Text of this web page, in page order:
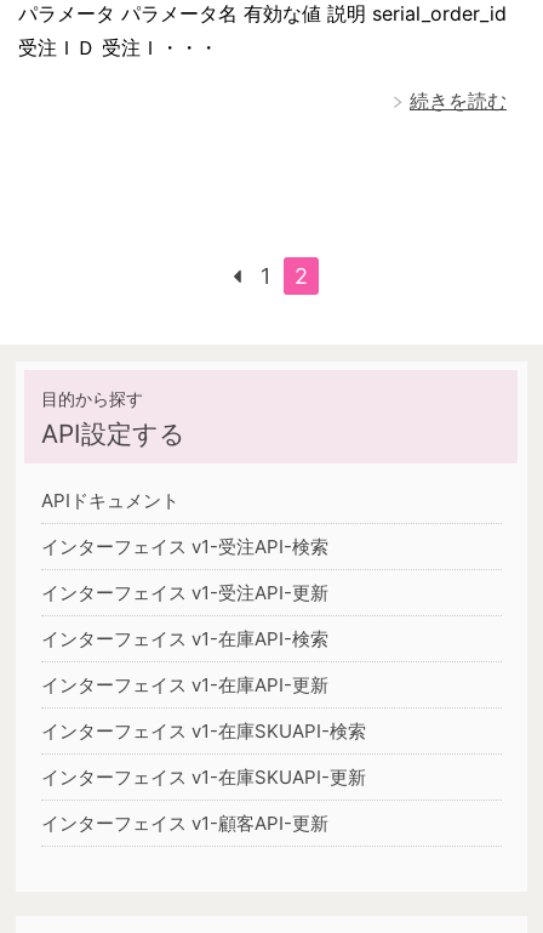
パラメータ パラメータ名 有効な値 説明 serial_order_id
受注ＩＤ 受注Ｉ・・・
続きを読む
1 2
API設定する
APIドキュメント
インターフェイス v1-受注API-検索
インターフェイス v1-受注API-更新
インターフェイス v1-在庫API-検索
インターフェイス v1-在庫API-更新
インターフェイス v1-在庫SKUAPI-検索
インターフェイス v1-在庫SKUAPI-更新
インターフェイス v1-顧客API-更新